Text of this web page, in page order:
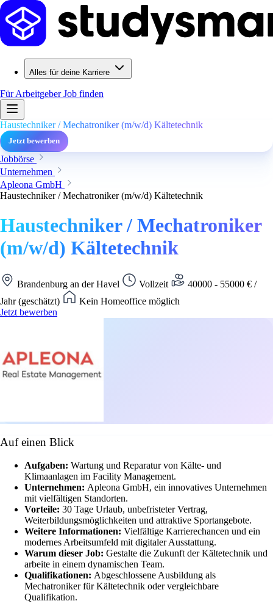
Alles für deine Karriere
Für ArbeitgeberJob finden
Haustechniker / Mechatroniker (m/w/d) Kältetechnik
Jetzt bewerben
Jobbörse
Unternehmen
Apleona GmbH
Haustechniker / Mechatroniker (m/w/d) Kältetechnik
Haustechniker / Mechatroniker
(m/w/d) Kältetechnik
Brandenburg an der Havel Vollzeit
40000 - 55000 € /
Jahr (geschätzt)
Kein Homeoffice möglich
Jetzt bewerben
Auf einen Blick
Aufgaben: Wartung und Reparatur von Kälte- und
Klimaanlagen im Facility Management.
Unternehmen: Apleona GmbH, ein innovatives Unternehmen
mit vielfältigen Standorten.
Vorteile: 30 Tage Urlaub, unbefristeter Vertrag,
Weiterbildungsmöglichkeiten und attraktive Sportangebote.
Weitere Informationen: Vielfältige Karrierechancen und ein
modernes Arbeitsumfeld mit digitaler Ausstattung.
Warum dieser Job: Gestalte die Zukunft der Kältetechnik und
arbeite in einem dynamischen Team.
Qualifikationen: Abgeschlossene Ausbildung als
Mechatroniker für Kältetechnik oder vergleichbare
Qualifikation.